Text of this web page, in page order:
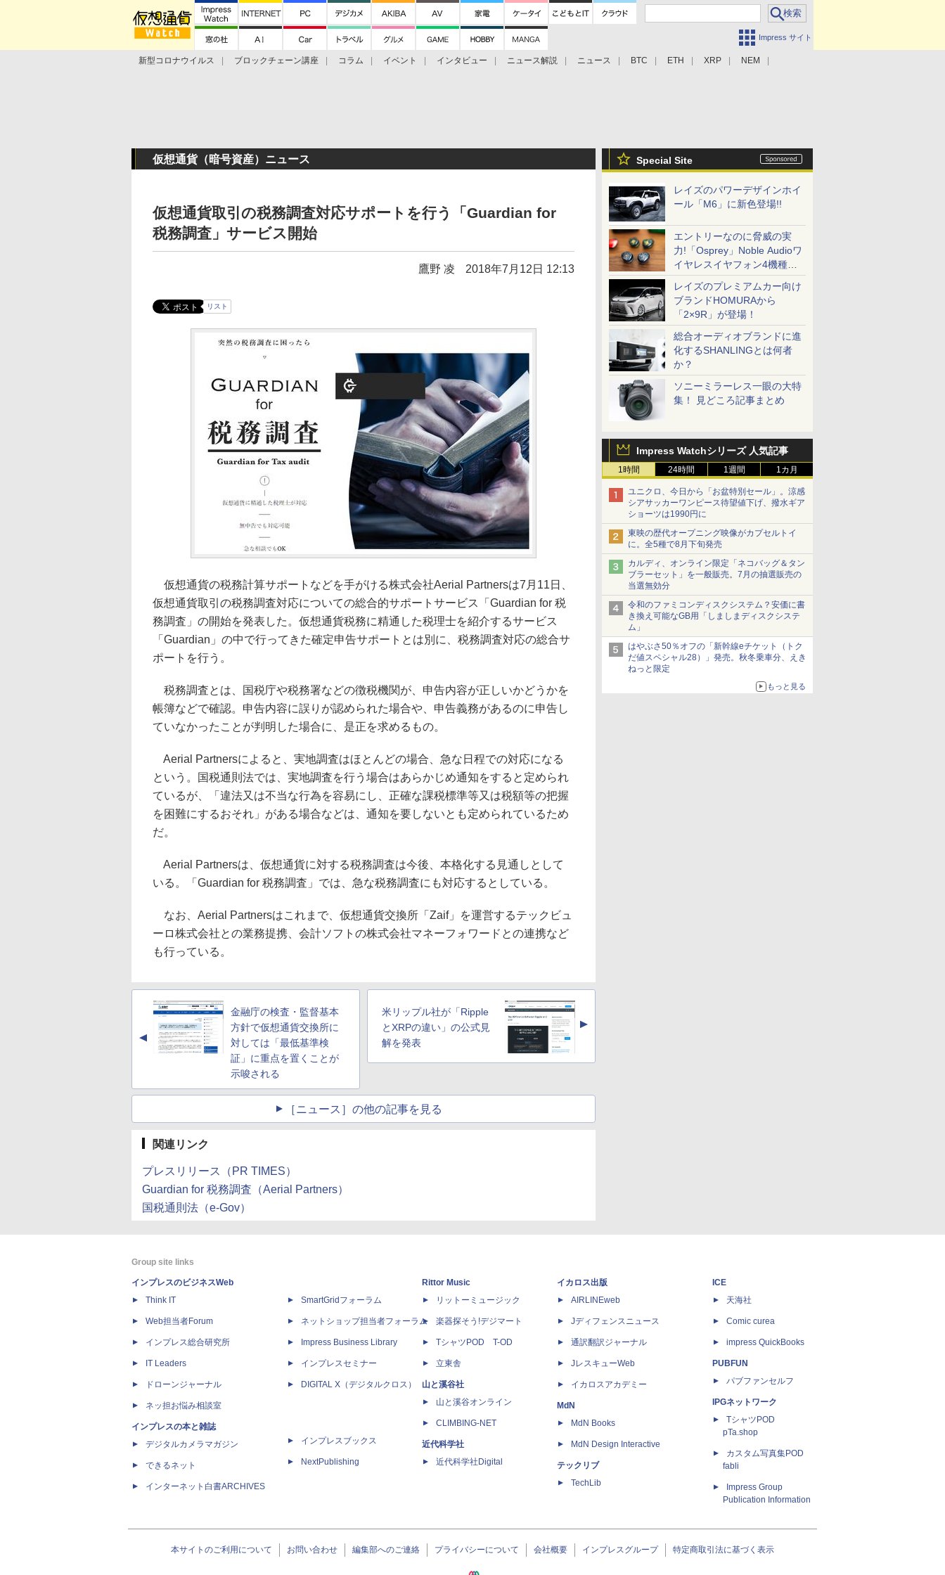
Impress サイト
新型コロナウイルス ブロックチェーン講座 コラム イベント インタビュー ニュース解説 ニュース BTC ETH XRP
NEM
Special Site
レイズのパワーデザインホイ
ール「M6」に新色登場!!
エントリーなのに脅威の実
力!「Osprey」Noble Audioワ
イヤレスイヤフォン4機種を
一気に聴く
レイズのプレミアムカー向け
ブランドHOMURAから
「2×9R」が登場！
総合オーディオブランドに進
化するSHANLINGとは何者
か？
ソニーミラーレス一眼の大特
集！ 見どころ記事まとめ
Impress Watchシリーズ 人気記事
1時間 24時間 1週間 1カ月
ユニクロ、今日から「お盆特別セール」。涼感
シアサッカーワンピース待望値下げ、撥水ギア
ショーツは1990円に
東映の歴代オープニング映像がカプセルトイ
に。全5種で8月下旬発売
カルディ、オンライン限定「ネコバッグ＆タン
ブラーセット」を一般販売。7月の抽選販売の
当選無効分
令和のファミコンディスクシステム？安価に書
き換え可能なGB用「しましまディスクシステ
ム」
はやぶさ50％オフの「新幹線eチケット（トク
だ値スペシャル28）」発売。秋冬乗車分、えき
ねっと限定
もっと見る
仮想通貨（暗号資産）ニュース
仮想通貨取引の税務調査対応サポートを行う「Guardian for
税務調査」サービス開始
鷹野 凌 2018年7月12日 12:13
リスト
仮想通貨の税務計算サポートなどを手がける株式会社Aerial Partnersは7月11日、
仮想通貨取引の税務調査対応についての総合的サポートサービス「Guardian for 税
務調査」の開始を発表した。仮想通貨税務に精通した税理士を紹介するサービス
「Guardian」の中で行ってきた確定申告サポートとは別に、税務調査対応の総合サ
ポートを行う。
税務調査とは、国税庁や税務署などの徴税機関が、申告内容が正しいかどうかを
帳簿などで確認。申告内容に誤りが認められた場合や、申告義務があるのに申告し
ていなかったことが判明した場合に、是正を求めるもの。
Aerial Partnersによると、実地調査はほとんどの場合、急な日程での対応になる
という。国税通則法では、実地調査を行う場合はあらかじめ通知をすると定められ
ているが、「違法又は不当な行為を容易にし、正確な課税標準等又は税額等の把握
を困難にするおそれ」がある場合などは、通知を要しないとも定められているため
だ。
Aerial Partnersは、仮想通貨に対する税務調査は今後、本格化する見通しとして
いる。「Guardian for 税務調査」では、急な税務調査にも対応するとしている。
なお、Aerial Partnersはこれまで、仮想通貨交換所「Zaif」を運営するテックビュ
ーロ株式会社との業務提携、会計ソフトの株式会社マネーフォワードとの連携など
も行っている。
▲
金融庁の検査・監督基本
方針で仮想通貨交換所に
対しては「最低基準検
証」に重点を置くことが
示唆される
米リップル社が「Ripple
とXRPの違い」の公式見
解を発表
▲
［ニュース］の他の記事を見る
関連リンク
プレスリリース（PR TIMES）
Guardian for 税務調査（Aerial Partners）
国税通則法（e-Gov）
Group site links
インプレスのビジネスWeb
Think IT
Web担当者Forum
インプレス総合研究所
IT Leaders
ドローンジャーナル
ネッ担お悩み相談室
インプレスの本と雑誌
デジタルカメラマガジン
できるネット
インターネット白書ARCHIVES
SmartGridフォーラム
ネットショップ担当者フォーラム
Impress Business Library
インプレスセミナー
DIGITAL X（デジタルクロス）
インプレスブックス
NextPublishing
Rittor Music
リットーミュージック
楽器探そう!デジマート
TシャツPOD T-OD
立東舎
山と溪谷社
山と溪谷オンライン
CLIMBING-NET
近代科学社
近代科学社Digital
イカロス出版
AIRLINEweb
Jディフェンスニュース
通訳翻訳ジャーナル
JレスキューWeb
イカロスアカデミー
MdN
MdN Books
MdN Design Interactive
テックリブ
TechLib
ICE
天海社
Comic curea
impress QuickBooks
PUBFUN
パブファンセルフ
IPGネットワーク
TシャツPOD
pTa.shop
カスタム写真集POD
fabli
Impress Group
Publication Information
本サイトのご利用について お問い合わせ 編集部へのご連絡 プライバシーについて 会社概要 インプレスグループ 特定商取引法に基づく表示